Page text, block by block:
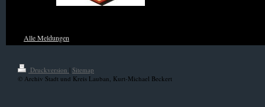
Alle Meldungen
Druckversion | Sitemap
© Archiv Stadt und Kreis Lauban, Kurt-Michael Beckert